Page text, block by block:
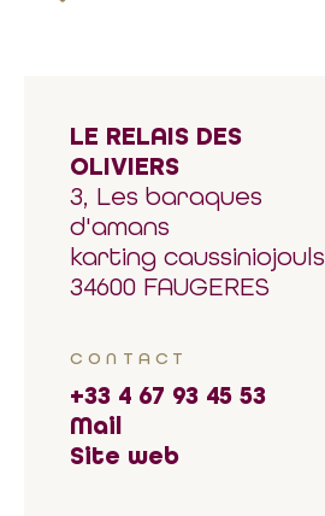
LE RELAIS DES
OLIVIERS
3, Les baraques
d'amans
karting caussiniojouls
34600 FAUGERES
CONTACT
+33 4 67 93 45 53
Mail
Site web